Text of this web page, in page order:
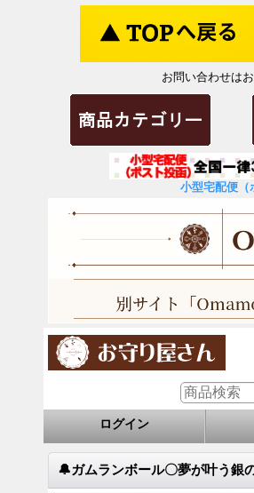
お問い合わせは
小型宅配便（
ログイン
🔔ガムランボール〇夢が叶う銀